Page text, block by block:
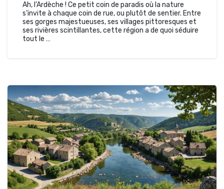
Ah, l’Ardèche ! Ce petit coin de paradis où la nature
s’invite à chaque coin de rue, ou plutôt de sentier. Entre
ses gorges majestueuses, ses villages pittoresques et
ses rivières scintillantes, cette région a de quoi séduire
tout le …